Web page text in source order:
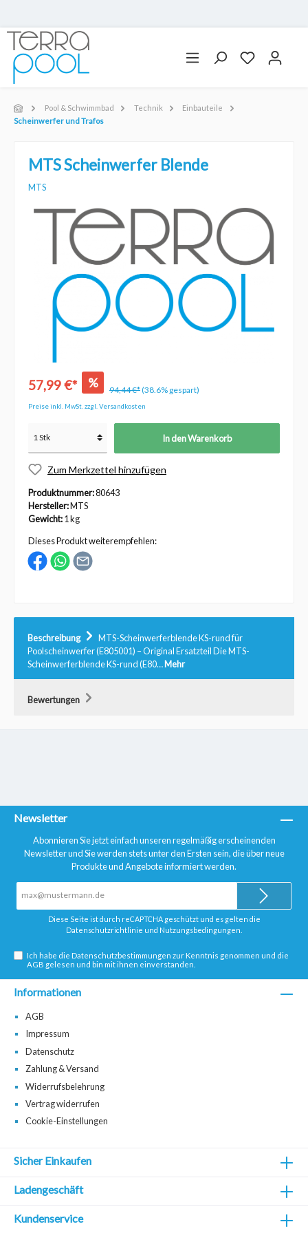
Pool & Schwimmbad Technik
Einbauteile
Scheinwerfer und Trafos
MTS Scheinwerfer Blende
MTS
57,99 €* % 94,44 €*(38.6% gespart)
Preise inkl. MwSt. zzgl. Versandkosten
In den Warenkorb
Zum Merkzettel hinzufügen
Produktnummer:80643
Hersteller:MTS
Gewicht:1 kg
Dieses Produkt weiterempfehlen:
Beschreibung
MTS-Scheinwerferblende KS-rund für
Poolscheinwerfer (E805001) – Original Ersatzteil Die MTS-
Scheinwerferblende KS-rund (E80…Mehr
Bewertungen
Newsletter
Abonnieren Sie jetzt einfach unseren regelmäßig erscheinenden
Newsletter und Sie werden stets unter den Ersten sein, die über neue
Produkte und Angebote informiert werden.
Adresse*
Diese Seite ist durch reCAPTCHA geschützt und es gelten die
Datenschutzrichtlinie und Nutzungsbedingungen
Ich habe dieDatenschutzbestimmungen zur Kenntnis genommen und die
AGB gelesen und bin mit ihnen einverstanden.
Kundenservice
Informationen
AGB
Impressum
Datenschutz
Zahlung & Versand
Widerrufsbelehrung
Vertrag widerrufen
Cookie-Einstellungen
Sicher Einkaufen
Ladengeschäft